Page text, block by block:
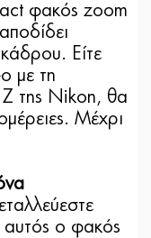
φακός zoom
Είτε
με τη
της Nikon, θα
Μέχρι
αυτός ο φακός